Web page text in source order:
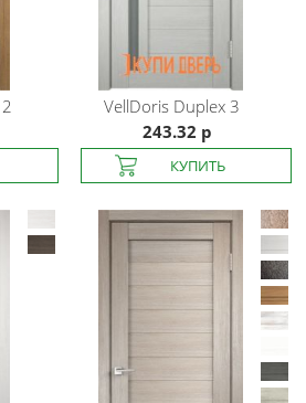
VellDoris Duplex 3
243.32 р